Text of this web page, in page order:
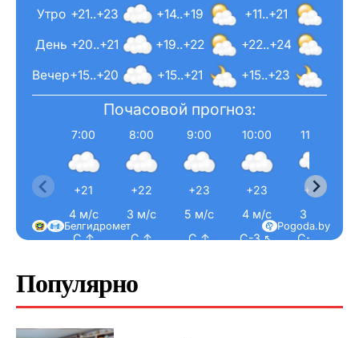
+21..+23
+20..+21
+15..+20
+14..+19
+19..+22
+15..+21
+11..+21
+22..+24
+15..+23
Вечер
День
Утро
Почасовой прогноз:
7:00
+21
4 м/с
С ↑
8:00
+22
3 м/с
С ↑
9:00
+23
5 м/с
С ↑
10:00
+23
4 м/с
С-З ↖
11:00
+23
3 м/с
С-З ↖
Pogoda.by
Белгидромет
Популярно